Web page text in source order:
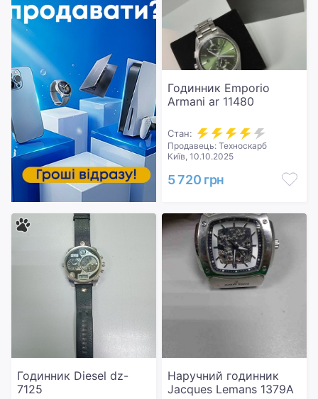
Годинник Emporio
Armani ar 11480
Стан:
Продавець: Техноскарб
Київ, 10.10.2025
5 720 грн
Годинник Diesel dz-
7125
Наручний годинник
Jacques Lemans 1379A